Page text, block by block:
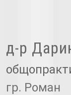
д-р
гр. Роман